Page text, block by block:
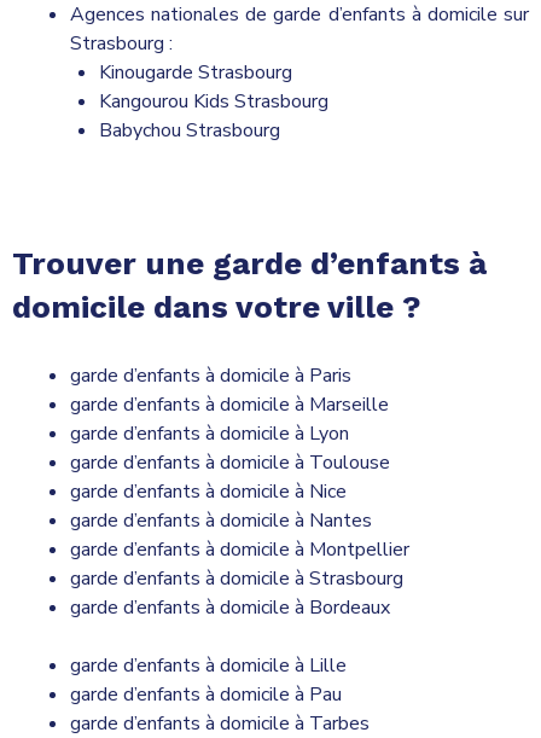
Agences nationales de garde d’enfants à domicile sur
Strasbourg :
Kinougarde Strasbourg
Kangourou Kids Strasbourg
Babychou Strasbourg
Trouver une garde d’enfants à
domicile dans votre ville ?
garde d’enfants à domicile à Paris
garde d’enfants à domicile à Marseille
garde d’enfants à domicile à Lyon
garde d’enfants à domicile à Toulouse
garde d’enfants à domicile à Nice
garde d’enfants à domicile à Nantes
garde d’enfants à domicile à Montpellier
garde d’enfants à domicile à Strasbourg
garde d’enfants à domicile à Bordeaux
garde d’enfants à domicile à Lille
garde d’enfants à domicile à Pau
garde d’enfants à domicile à Tarbes